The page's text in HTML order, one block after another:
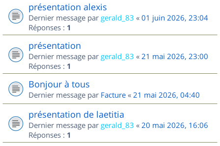
présentation alexis
Dernier message par gerald_83 « 01 juin 2026, 23:04
Réponses : 1
présentation
Dernier message par gerald_83 « 21 mai 2026, 23:00
Réponses : 1
Bonjour à tous
Dernier message par Facture « 21 mai 2026, 04:40
présentation de laetitia
Dernier message par gerald_83 « 20 mai 2026, 16:06
Réponses : 1